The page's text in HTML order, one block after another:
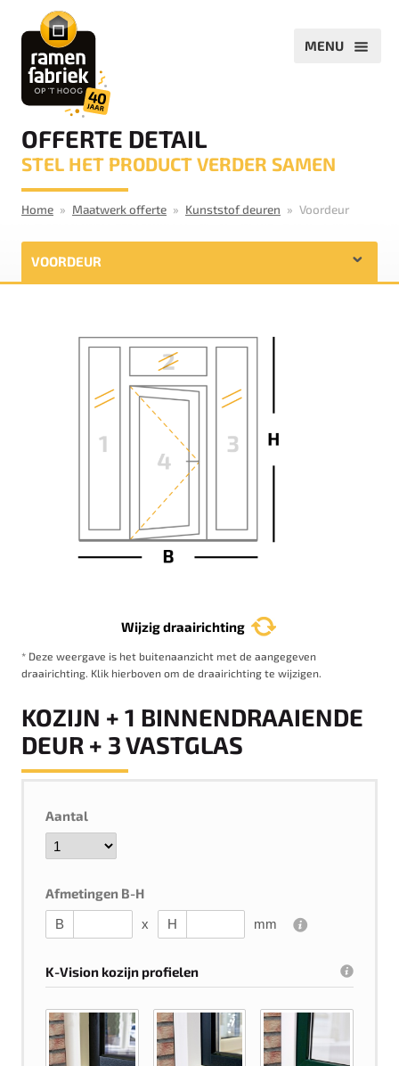
OFFERTE DETAIL
STEL HET PRODUCT VERDER SAMEN
Home Maatwerk offerte Kunststof deuren Voordeur
VOORDEUR
Wijzig draairichting
* Deze weergave is het buitenaanzicht met de aangegeven
draairichting. Klik hierboven om de draairichting te wijzigen.
KOZIJN + 1 BINNENDRAAIENDE
DEUR + 3 VASTGLAS
Aantal
Afmetingen B-H
B x H mm
K-Vision kozijn profielen